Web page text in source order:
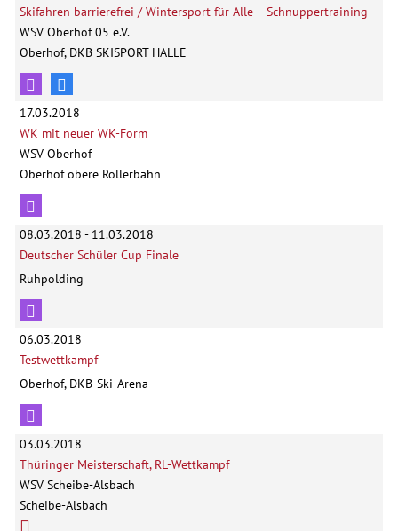
Skifahren barrierefrei / Wintersport für Alle – Schnuppertraining
WSV Oberhof 05 e.V.
Oberhof, DKB SKISPORT HALLE
17.03.2018
WK mit neuer WK-Form
WSV Oberhof
Oberhof obere Rollerbahn
08.03.2018 - 11.03.2018
Deutscher Schüler Cup Finale
Ruhpolding
06.03.2018
Testwettkampf
Oberhof, DKB-Ski-Arena
03.03.2018
Thüringer Meisterschaft, RL-Wettkampf
WSV Scheibe-Alsbach
Scheibe-Alsbach